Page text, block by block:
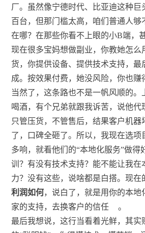
厂。虽然像宁德时代、比亚迪这种巨
百台，但那门槛太高，咱们普通人够
在哪？在那些你看不上眼的小B端，
现在很多宝妈想做副业，你教她怎么
货，你提供设备、提供技术支持，最
成。按效果付费，她没风险，你也赚
当然了，这条路也不是一帆风顺的。
喝酒，有个兄弟就跟我诉苦，说他代
只管压货，不管售后，结果客户机器
了，口碑全砸了。所以，我现在选项
多响，就看他们的“本地化服务”做得
训？有没有技术支持？能不能让我在
力？没有这些，说啥都是白搭。现在
利润如何，说白了，就是用你的本地
家的支持，去换客户的信任
。
最后我想说，这行当看着光鲜，其实